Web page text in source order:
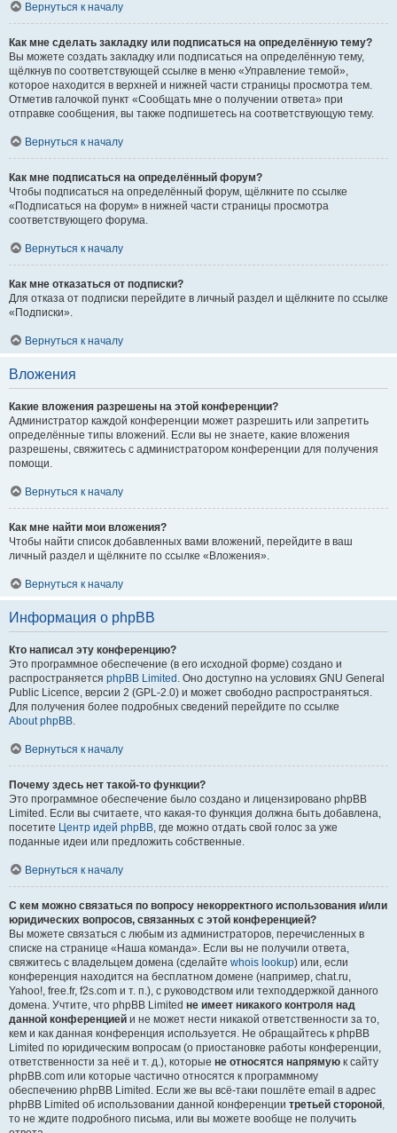
Вернуться к началу
Как мне сделать закладку или подписаться на определённую тему?
Вы можете создать закладку или подписаться на определённую тему,
щёлкнув по соответствующей ссылке в меню «Управление темой»,
которое находится в верхней и нижней части страницы просмотра тем.
Отметив галочкой пункт «Сообщать мне о получении ответа» при
отправке сообщения, вы также подпишетесь на соответствующую тему.
Вернуться к началу
Как мне подписаться на определённый форум?
Чтобы подписаться на определённый форум, щёлкните по ссылке
«Подписаться на форум» в нижней части страницы просмотра
соответствующего форума.
Вернуться к началу
Как мне отказаться от подписки?
Для отказа от подписки перейдите в личный раздел и щёлкните по ссылке
«Подписки».
Вернуться к началу
Вложения
Какие вложения разрешены на этой конференции?
Администратор каждой конференции может разрешить или запретить
определённые типы вложений. Если вы не знаете, какие вложения
разрешены, свяжитесь с администратором конференции для получения
помощи.
Вернуться к началу
Как мне найти мои вложения?
Чтобы найти список добавленных вами вложений, перейдите в ваш
личный раздел и щёлкните по ссылке «Вложения».
Вернуться к началу
Информация о phpBB
Кто написал эту конференцию?
Это программное обеспечение (в его исходной форме) создано и
распространяется phpBB Limited . Оно доступно на условиях GNU General
Public Licence, версии 2 (GPL-2.0) и может свободно распространяться.
Для получения более подробных сведений перейдите по ссылке
About phpBB.
Вернуться к началу
Почему здесь нет такой-то функции?
Это программное обеспечение было создано и лицензировано phpBB
Limited. Если вы считаете, что какая-то функция должна быть добавлена,
посетите Центр идей phpBB, где можно отдать свой голос за уже
поданные идеи или предложить собственные.
Вернуться к началу
С кем можно связаться по вопросу некорректного использования и/или
юридических вопросов, связанных с этой конференцией?
Вы можете связаться с любым из администраторов, перечисленных в
списке на странице «Наша команда». Если вы не получили ответа,
свяжитесь с владельцем домена (сделайте whois lookup) или, если
конференция находится на бесплатном домене (например, chat.ru,
Yahoo!, free.fr, f2s.com и т. п.), с руководством или техподдержкой данного
домена. Учтите, что phpBB Limited не имеет никакого контроля над
данной конференцией и не может нести никакой ответственности за то,
кем и как данная конференция используется. Не обращайтесь к phpBB
Limited по юридическим вопросам (о приостановке работы конференции,
ответственности за неё и т. д.), которые не относятся напрямую к сайту
phpBB.com или которые частично относятся к программному
обеспечению phpBB Limited. Если же вы всё-таки пошлёте email в адрес
phpBB Limited об использовании данной конференции третьей стороной,
то не ждите подробного письма, или вы можете вообще не получить